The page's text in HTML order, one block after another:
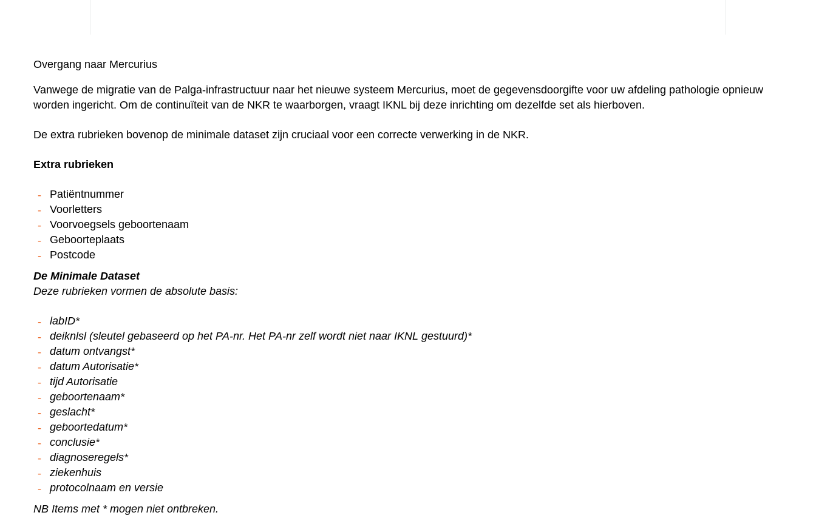
Hoe kunnen we je helpen?
Overgang naar Mercurius
Vanwege de migratie van de Palga-infrastructuur naar het nieuwe systeem Mercurius, moet de gegevensdoorgifte voor uw afdeling pathologie opnieuw
worden ingericht. Om de continuïteit van de NKR te waarborgen, vraagt IKNL bij deze inrichting om dezelfde set als hierboven.
De extra rubrieken bovenop de minimale dataset zijn cruciaal voor een correcte verwerking in de NKR.
Extra rubrieken
Patiëntnummer
Voorletters
Voorvoegsels geboortenaam
Geboorteplaats
Postcode
De Minimale Dataset
Deze rubrieken vormen de absolute basis:
labID*
deiknlsl (sleutel gebaseerd op het PA-nr. Het PA-nr zelf wordt niet naar IKNL gestuurd)*
datum ontvangst*
datum Autorisatie*
tijd Autorisatie
geboortenaam*
geslacht*
geboortedatum*
conclusie*
diagnoseregels*
ziekenhuis
protocolnaam en versie
NB Items met * mogen niet ontbreken.